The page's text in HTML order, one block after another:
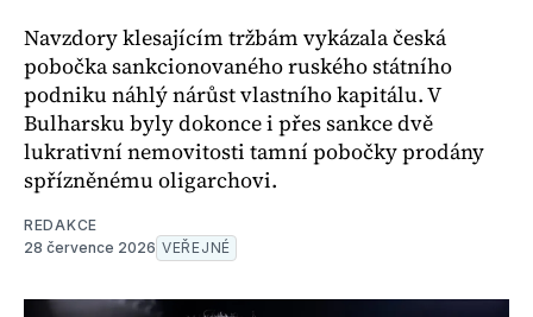
Navzdory klesajícím tržbám vykázala česká
pobočka sankcionovaného ruského státního
podniku náhlý nárůst vlastního kapitálu. V
Bulharsku byly dokonce i přes sankce dvě
lukrativní nemovitosti tamní pobočky prodány
spřízněnému oligarchovi.
REDAKCE
28 července 2026 VEŘEJNÉ